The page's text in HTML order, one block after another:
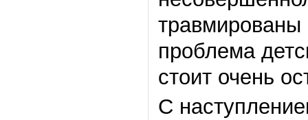
проблема
стоит очень
С